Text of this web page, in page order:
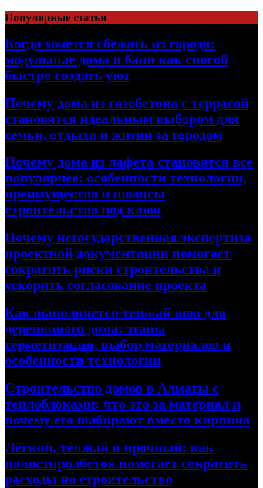
Перейти
к
содержимому
Популярные статьи
Когда хочется сбежать из города:
модульные дома и бани как способ
быстро создать уют
Почему дома из газобетона с террасой
становятся идеальным выбором для
семьи, отдыха и жизни за городом
Почему дома из лафета становятся все
популярнее: особенности технологии,
преимущества и нюансы
строительства под ключ
Почему негосударственная экспертиза
проектной документации помогает
сократить риски строительства и
ускорить согласование проекта
Как выполняется теплый шов для
деревянного дома: этапы
герметизации, выбор материалов и
особенности технологии
Строительство домов в Алматы с
теплоблоками: что это за материал и
почему его выбирают вместо кирпича
Лёгкий, тёплый и прочный: как
полистиролбетон помогает сократить
расходы на строительство